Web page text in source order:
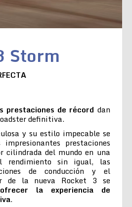
Storm
prestaciones de récord dan
definitiva.
y su estilo impecable se
prestaciones
cilindrada del mundo en una
rendimiento sin igual, las
de conducción y el
de la nueva Rocket 3 se
la experiencia de
.